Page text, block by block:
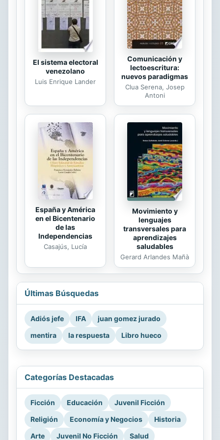
determinismo de que todo está
escrito es también una forma de
forjarse una vida...
El sistema electoral
venezolano
Luis Enrique Lander
Comunicación y
lectoescritura:
nuevos paradigmas
Clua Serena, Josep
Antoni
España y América
en el Bicentenario
de las
Independencias
Casajús, Lucía
Movimiento y
lenguajes
transversales para
aprendizajes
saludables
Gerard Arlandes Mañà
Últimas Búsquedas
Adiós jefe IFA
juan gomez jurado
mentira
la respuesta Libro hueco
Categorías Destacadas
Ficción Educación
Juvenil Ficción
Religión
Economía y Negocios
Historia
Arte
Juvenil No Ficción Salud